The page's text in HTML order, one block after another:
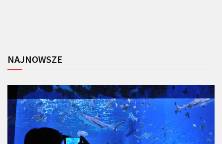
NAJNOWSZE